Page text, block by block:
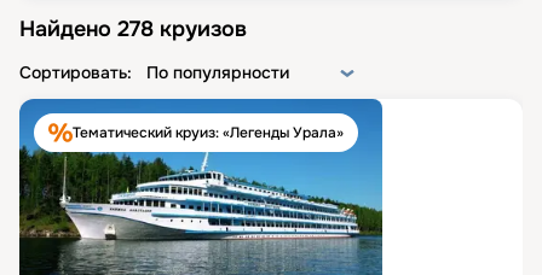
Найдено 278 круизов
Сортировать: По популярности
Тематический круиз: «Легенды Урала»